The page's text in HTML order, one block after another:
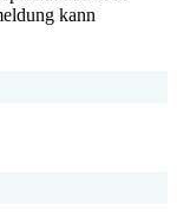
kann